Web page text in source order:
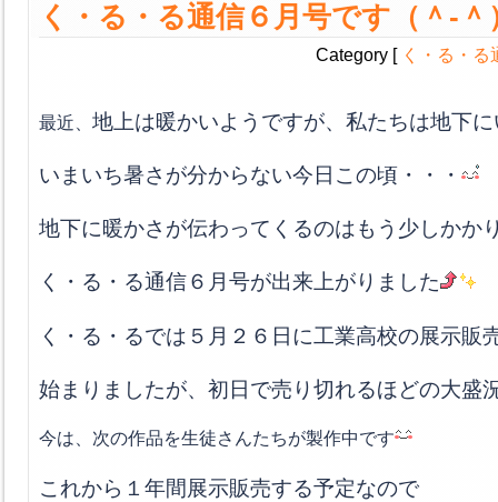
く・る・る通信６月号です（＾-＾
Category [ く・る・る
最近、 地上は暖かいようですが、私たちは地下
いまいち暑さが分からない今日この頃・・・
地下に暖かさが伝わってくるのはもう少しかか
く・る・る通信６月号が出来上がりました
く・る・るでは５月２６日に工業高校の展示販
始まりましたが、初日で売り切れるほどの大盛
今は、次の作品を生徒さんたちが製作中です
これから１年間展示販売する予定なので